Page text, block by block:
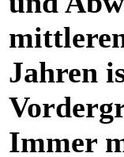
Jahren
Immer